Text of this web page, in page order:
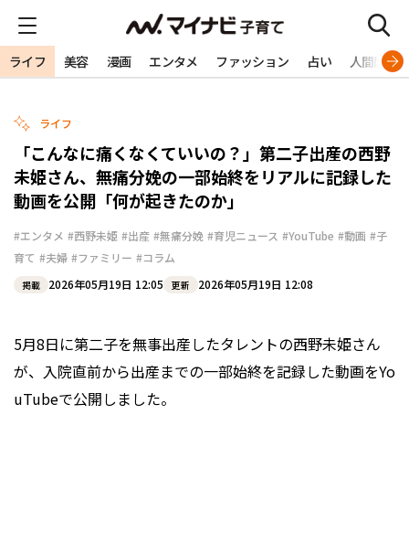
ライフ 美容 漫画 エンタメ ファッション 占い 人間関係
ライフ
「こんなに痛くなくていいの？」第二子出産の西野
未姫さん、無痛分娩の一部始終をリアルに記録した
動画を公開「何が起きたのか」
#エンタメ #西野未姫 #出産 #無痛分娩 #育児ニュース #YouTube #動画 #子
育て #夫婦 #ファミリー #コラム
掲載 2026年05月19日 12:05 更新 2026年05月19日 12:08
5月8日に第二子を無事出産したタレントの西野未姫さん
が、入院直前から出産までの一部始終を記録した動画をYo
uTubeで公開しました。